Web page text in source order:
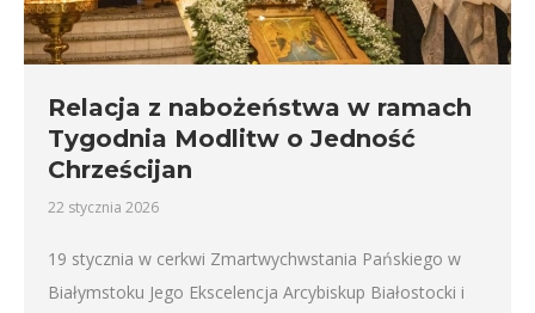
Relacja z nabożeństwa w ramach
Tygodnia Modlitw o Jedność
Chrześcijan
22 stycznia 2026
19 stycznia w cerkwi Zmartwychwstania Pańskiego w
Białymstoku Jego Ekscelencja Arcybiskup Białostocki i